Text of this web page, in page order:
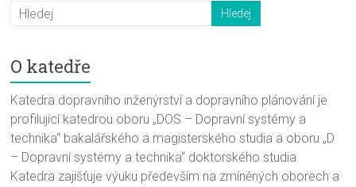
O katedře
Katedra dopravního inženýrství a dopravního plánování je
profilující katedrou oboru „DOS – Dopravní systémy a
technika“ bakalářského a magisterského studia a oboru „D
– Dopravní systémy a technika“ doktorského studia.
Katedra zajišťuje výuku především na zmíněných oborech a